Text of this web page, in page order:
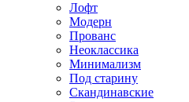
Лофт
Модерн
Прованс
Неоклассика
Минимализм
Под старину
Скандинавские